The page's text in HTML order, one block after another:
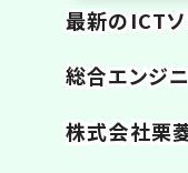
最新のICTソ
総合エンジ
株式会社栗